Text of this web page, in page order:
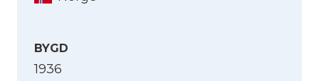
BYGD
1936